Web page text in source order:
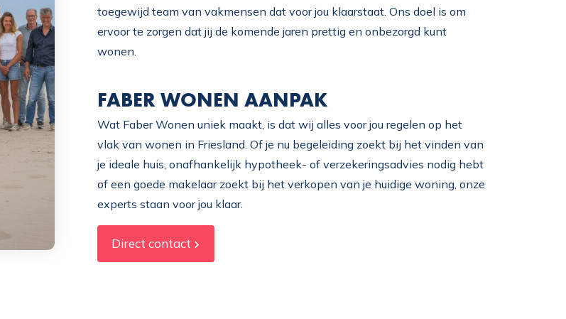
toegewijd team van vakmensen dat voor jou klaarstaat. Ons doel is om
ervoor te zorgen dat jij de komende jaren prettig en onbezorgd kunt
wonen.
FABER WONEN AANPAK
Wat Faber Wonen uniek maakt, is dat wij alles voor jou regelen op het
vlak van wonen in Friesland. Of je nu begeleiding zoekt bij het vinden van
je ideale huis, onafhankelijk hypotheek- of verzekeringsadvies nodig hebt
of een goede makelaar zoekt bij het verkopen van je huidige woning, onze
experts staan voor jou klaar.
Direct contact